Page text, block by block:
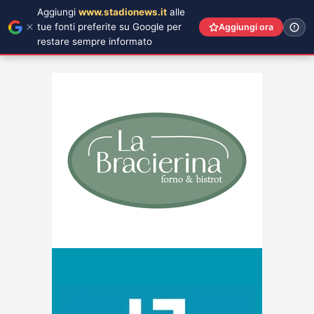
Aggiungi www.stadionews.it alle
tue fonti preferite su Google per
restare sempre informato
Aggiungi ora